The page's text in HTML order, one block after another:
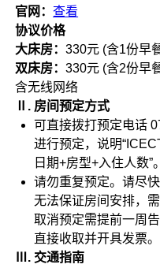
官网：查看
协议价格
大床房：330元 (含1份早
双床房：330元 (含2份早
含无线网络
Ⅱ. 房间预定方式
可直接拨打预定电话
进行预定，说明
日期+房型+入住人数”。
请勿重复预定。请尽
无法保证房间安排，
取消预定需提前一周
直接收取并开具发票。
Ⅲ. 交通指南